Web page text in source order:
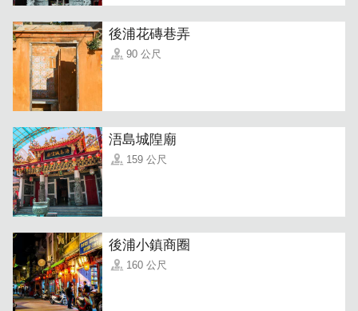
後浦花磚巷弄
90 公尺
浯島城隍廟
159 公尺
後浦小鎮商圈
160 公尺